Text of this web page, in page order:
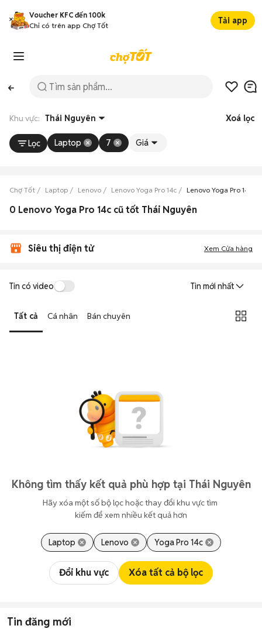
Voucher KFC đến 100k
Chỉ có trên app Chợ Tốt
Tải app
Khu vực: Thái Nguyên Xoá lọc
Lọc Laptop 7 Giá
Chợ Tốt Laptop Lenovo Lenovo Yoga Pro 14c Lenovo Yoga Pro 14c
0 Lenovo Yoga Pro 14c cũ tốt Thái Nguyên
Siêu thị điện tử Xem Cửa hàng
Tin có video Tin mới nhất
Tất cả Cá nhân Bán chuyên
Không tìm thấy kết quả phù hợp tại Thái Nguyên
Hãy xóa một số bộ lọc hoặc thay đổi khu vực tìm
kiếm để xem nhiều kết quả hơn
Laptop Lenovo Yoga Pro 14c
Đổi khu vực Xóa tất cả bộ lọc
Tin đăng mới